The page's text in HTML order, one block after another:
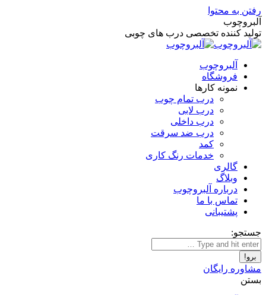
رفتن به محتوا
آلبروچوب
تولید کننده تخصصی درب های چوبی
آلبروچوب
فروشگاه
نمونه کارها
درب تمام چوب
درب لابی
درب داخلی
درب ضد سرقت
کمد
خدمات رنگ کاری
گالری
وبلاگ
درباره آلبروچوب
تماس با ما
پشتیبانی
جستجو:
مشاوره رایگان
بستن